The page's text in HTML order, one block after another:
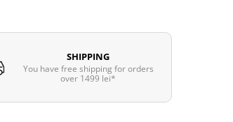
SHIPPING
You have free shipping for orders
over 1499 lei*